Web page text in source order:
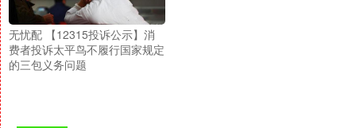
无忧配 【12315投诉公示】消
费者投诉太平鸟不履行国家规定
的三包义务问题